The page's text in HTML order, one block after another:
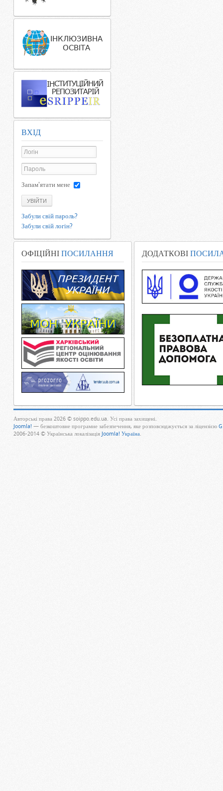
ВХІД
Запам'ятати мене
УВІЙТИ
Забули свій пароль?
Забули свій логін?
ОФІЦІЙНІ ПОСИЛАННЯ ДОДАТКОВІ
Авторські права 2026 © soippo.edu.ua. Усі права захищені.
Joomla! — безкоштовне програмне забезпечення, яке розповсюджується за ліцензією
2006-2014 © Українська локалізація Joomla! Україна.